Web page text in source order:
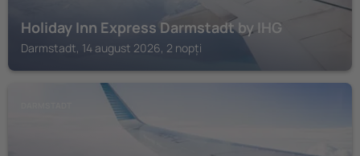
Holiday Inn Express Darmstadt by IHG
Darmstadt, 14 august 2026, 2 nopți